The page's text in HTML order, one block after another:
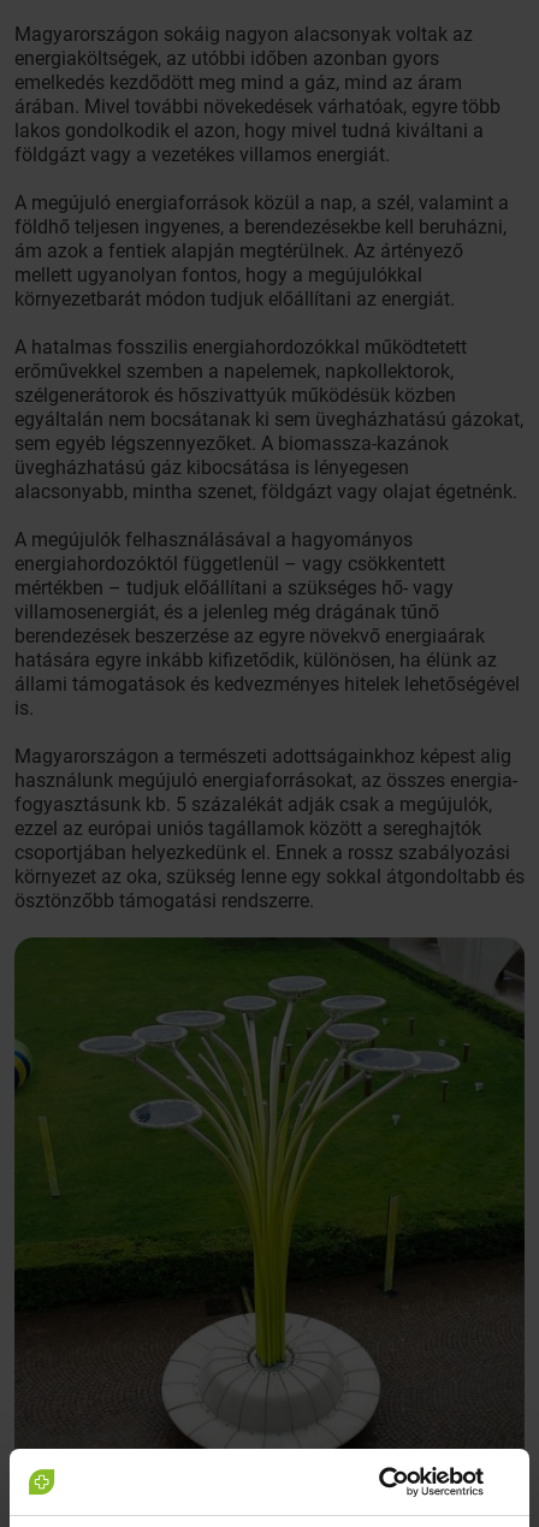
Magyarországon sokáig nagyon alacsonyak voltak az
energiaköltségek, az utóbbi időben azonban gyors
emelkedés kezdődött meg mind a gáz, mind az áram
árában. Mivel további növekedések várhatóak, egyre több
lakos gondolkodik el azon, hogy mivel tudná kiváltani a
földgázt vagy a vezetékes villamos energiát.
A megújuló energiaforrások közül a nap, a szél, valamint a
földhő teljesen ingyenes, a berendezésekbe kell beruházni,
ám azok a fentiek alapján megtérülnek. Az ártényező
mellett ugyanolyan fontos, hogy a megújulókkal
környezetbarát módon tudjuk előállítani az energiát.
A hatalmas fosszilis energiahordozókkal működtetett
erőművekkel szemben a napelemek, napkollektorok,
szélgenerátorok és hőszivattyúk működésük közben
egyáltalán nem bocsátanak ki sem üvegházhatású gázokat,
sem egyéb légszennyezőket. A biomassza-kazánok
üvegházhatású gáz kibocsátása is lényegesen
alacsonyabb, mintha szenet, földgázt vagy olajat égetnénk.
A megújulók felhasználásával a hagyományos
energiahordozóktól függetlenül – vagy csökkentett
mértékben – tudjuk előállítani a szükséges hő- vagy
villamosenergiát, és a jelenleg még drágának tűnő
berendezések beszerzése az egyre növekvő energiaárak
hatására egyre inkább kifizetődik, különösen, ha élünk az
állami támogatások és kedvezményes hitelek lehetőségével
is.
Magyarországon a természeti adottságainkhoz képest alig
használunk megújuló energiaforrásokat, az összes energia-
fogyasztásunk kb. 5 százalékát adják csak a megújulók,
ezzel az európai uniós tagállamok között a sereghajtók
csoportjában helyezkedünk el. Ennek a rossz szabályozási
környezet az oka, szükség lenne egy sokkal átgondoltabb és
ösztönzőbb támogatási rendszerre.